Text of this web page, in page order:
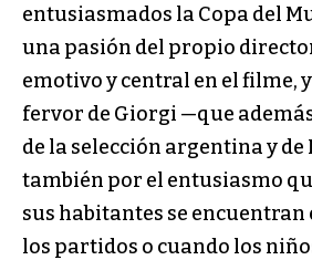
entusiasmados la Copa del
una pasión del propio
emotivo y central en el filme,
fervor de Giorgi —que
de la selección argentina y de
también por el entusiasmo
sus habitantes se encuentran
los partidos o cuando los